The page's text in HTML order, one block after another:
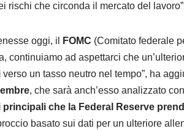
rischi che circonda il mercato del
oggi, il FOMC (Comitato federale
continuiamo ad aspettarci che
verso un tasso neutro nel tempo”, ha
, che sarà anch’esso analizzato
principali che la Federal Reserve
basato sui dati per un ulteriore